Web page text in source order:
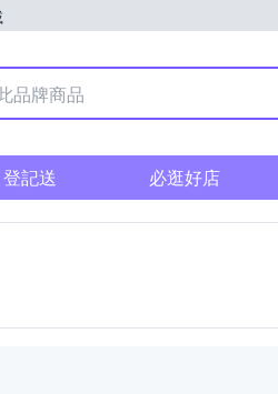
心
登記送 必逛好店